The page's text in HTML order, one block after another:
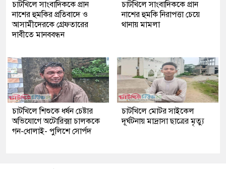
চাটখিলে সাংবাদিককে প্রান
নাশের হুমকির প্রতিবাদে ও
আসামীদেরকে গ্রেফতারের
দাবীতে মানববন্ধন
চাটখিলে সাংবাদিককে প্রান
নাশের হুমকি নিরাপত্তা চেয়ে
থানায় মামলা
চাটখিলে শিশুকে ধর্ষন চেষ্টার
অভিযোগে অটোরিক্সা চালককে
গন-ধোলাই- পুলিশে সোর্পদ
চাটখিলে মোটর সাইকেল
দূর্ঘটনায় মাদ্রাসা ছাত্রের মৃত্যু